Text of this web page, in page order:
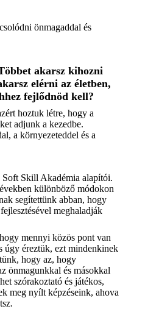
önmagaddal és
akarsz kihozni
elérni az életben,
fejlődnöd kell?
hoztuk létre, hogy a
adjunk a kezedbe.
a környezeteddel és a
Soft Skill Akadémia alapítói.
különböző módokon
segítettünk abban, hogy
meghaladják
mennyi közös pont van
úgy éreztük, ezt mindenkinek
hogy az, hogy
önmagunkkal és másokkal
szórakoztató és játékos,
meg nyílt képzéseink, ahova